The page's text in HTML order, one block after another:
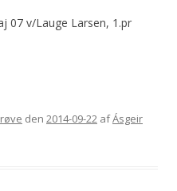
07 v/Lauge Larsen, 1.pr
den 2014-09-22 afÁsgeir